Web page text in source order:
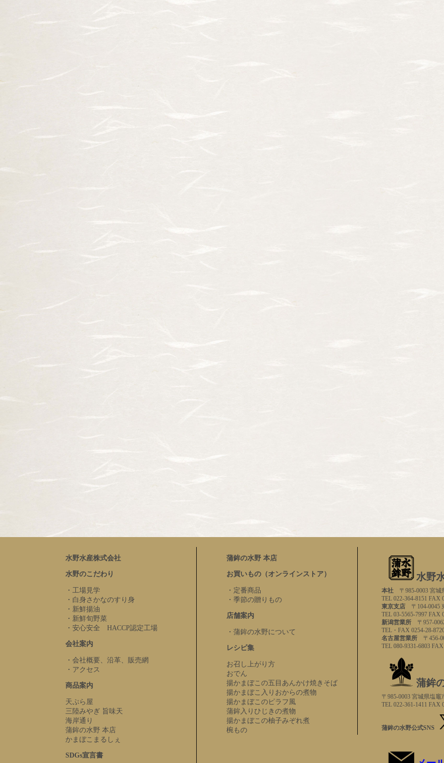
水野水産株式会社
水野のこだわり
・工場見学
・白身さかなのすり身
・新鮮揚油
・新鮮旬野菜
・安心安全 HACCP認定工場
会社案内
・会社概要、沿革、販売網
・アクセス
商品案内
天ぷら屋
三陸みやぎ 旨味天
海岸通り
蒲鉾の水野 本店
かまぼこまるしぇ
SDGs宣言書
蒲鉾の水野 本店
お買いもの（オンラインストア）
・定番商品
・季節の贈りもの
店舗案内
・蒲鉾の水野について
レシピ集
お召し上がり方
おでん
揚かまぼこの五目あんかけ焼きそば
揚かまぼこ入りおからの煮物
揚かまぼこのピラフ風
蒲鉾入りひじきの煮物
揚かまぼこの柚子みぞれ煮
椀もの
水野
本社 〒985-0003 宮城
TEL 022-364-8151 FAX
東京支店 〒104-0045
TEL 03-5565-7997 FAX
新潟営業所 〒957-
TEL・FAX 0254-28-
名古屋営業所 〒456-
TEL 080-9331-6803
蒲鉾
〒985-0003 宮城県塩
TEL 022-361-1411 FAX
蒲鉾の水野公式SNS